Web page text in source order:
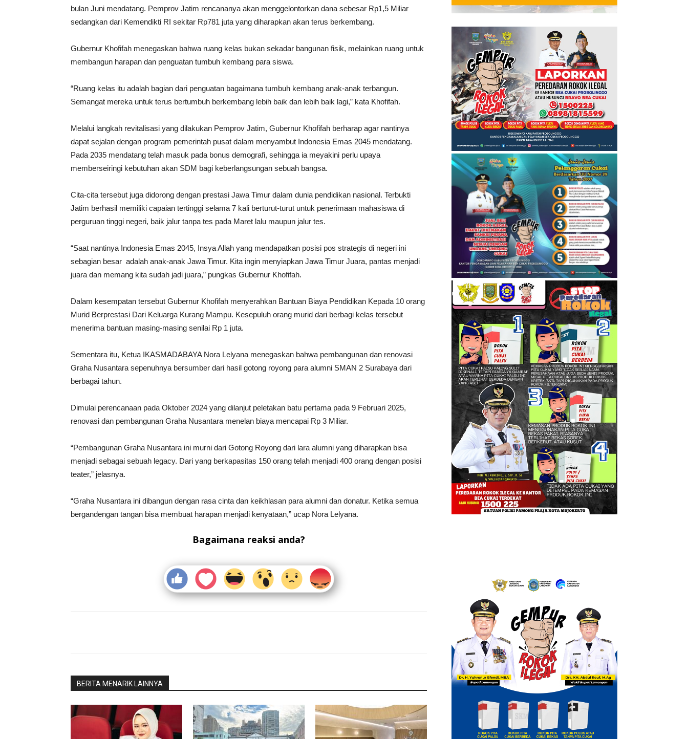
bulan Juni mendatang. Pemprov Jatim rencananya akan menggelontorkan dana sebesar Rp1,5 Miliar
sedangkan dari Kemendikti RI sekitar Rp781 juta yang diharapkan akan terus berkembang.
Gubernur Khofifah menegaskan bahwa ruang kelas bukan sekadar bangunan fisik, melainkan ruang untuk
membangun harapan dan penguatan tumbuh kembang para siswa.
“Ruang kelas itu adalah bagian dari penguatan bagaimana tumbuh kembang anak-anak terbangun.
Semangat mereka untuk terus bertumbuh berkembang lebih baik dan lebih baik lagi,” kata Khofifah.
Melalui langkah revitalisasi yang dilakukan Pemprov Jatim, Gubernur Khofifah berharap agar nantinya
dapat sejalan dengan program pemerintah pusat dalam menyambut Indonesia Emas 2045 mendatang.
Pada 2035 mendatang telah masuk pada bonus demografi, sehingga ia meyakini perlu upaya
memberseiringi kebutuhan akan SDM bagi keberlangsungan sebuah bangsa.
Cita-cita tersebut juga didorong dengan prestasi Jawa Timur dalam dunia pendidikan nasional. Terbukti
Jatim berhasil memiliki capaian tertinggi selama 7 kali berturut-turut untuk penerimaan mahasiswa di
perguruan tinggi negeri, baik jalur tanpa tes pada Maret lalu maupun jalur tes.
“Saat nantinya Indonesia Emas 2045, Insya Allah yang mendapatkan posisi pos strategis di negeri ini
sebagian besar adalah anak-anak Jawa Timur. Kita ingin menyiapkan Jawa Timur Juara, pantas menjadi
juara dan memang kita sudah jadi juara,” pungkas Gubernur Khofifah.
Dalam kesempatan tersebut Gubernur Khofifah menyerahkan Bantuan Biaya Pendidikan Kepada 10 orang
Murid Berprestasi Dari Keluarga Kurang Mampu. Kesepuluh orang murid dari berbagi kelas tersebut
menerima bantuan masing-masing senilai Rp 1 juta.
Sementara itu, Ketua IKASMADABAYA Nora Lelyana menegaskan bahwa pembangunan dan renovasi
Graha Nusantara sepenuhnya bersumber dari hasil gotong royong para alumni SMAN 2 Surabaya dari
berbagai tahun.
Dimulai perencanaan pada Oktober 2024 yang dilanjut peletakan batu pertama pada 9 Februari 2025,
renovasi dan pembangunan Graha Nusantara menelan biaya mencapai Rp 3 Miliar.
“Pembangunan Graha Nusantara ini murni dari Gotong Royong dari lara alumni yang diharapkan bisa
menjadi sebagai sebuah legacy. Dari yang berkapasitas 150 orang telah menjadi 400 orang dengan posisi
teater,” jelasnya.
“Graha Nusantara ini dibangun dengan rasa cinta dan keikhlasan para alumni dan donatur. Ketika semua
bergandengan tangan bisa membuat harapan menjadi kenyataan,” ucap Nora Lelyana.
Bagaimana reaksi anda?
BERITA MENARIK LAINNYA